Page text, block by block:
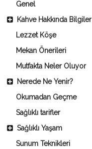
Genel
Kahve Hakkında Bilgiler
Lezzet Köşe
Mekan Önerileri
Mutfakta Neler Oluyor
Nerede Ne Yenir?
Okumadan Geçme
Sağlıklı tarifler
Sağlıklı Yaşam
Sunum Teknikleri